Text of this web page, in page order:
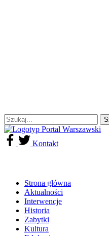
Kontakt
Strona główna
Aktualności
Interwencje
Historia
Zabytki
Kultura